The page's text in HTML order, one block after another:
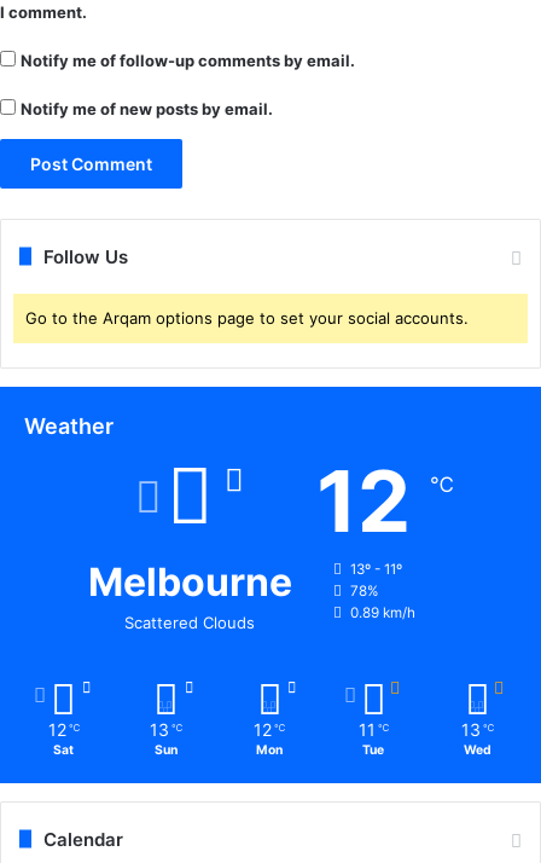
I comment.
Notify me of follow-up comments by email.
Notify me of new posts by email.
Follow Us
Go to the Arqam options page to set your social accounts.
Weather
Melbourne
Scattered Clouds
12 ℃
13º - 11º
78%
0.89 km/h
12 ℃
Sat
13 ℃
Sun
12 ℃
Mon
11 ℃
Tue
13 ℃
Wed
Calendar